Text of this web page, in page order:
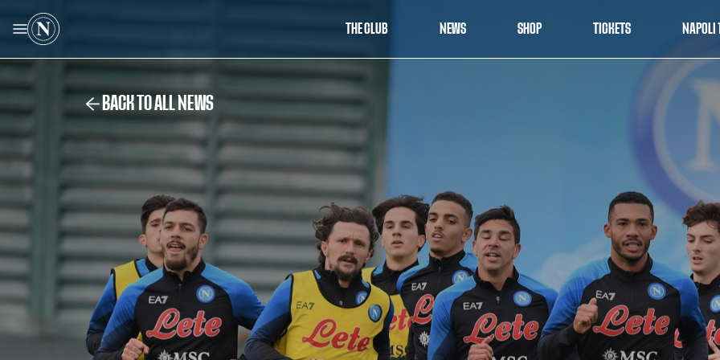
THE CLUB NEWS SHOP TICKETS NAPOLI
BACK TO ALL NEWS